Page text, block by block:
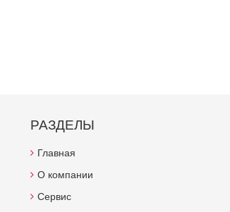
РАЗДЕЛЫ
Главная
О компании
Сервис